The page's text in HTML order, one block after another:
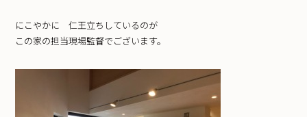
にこやかに 仁王立ちしているのが
この家の担当現場監督でございます。